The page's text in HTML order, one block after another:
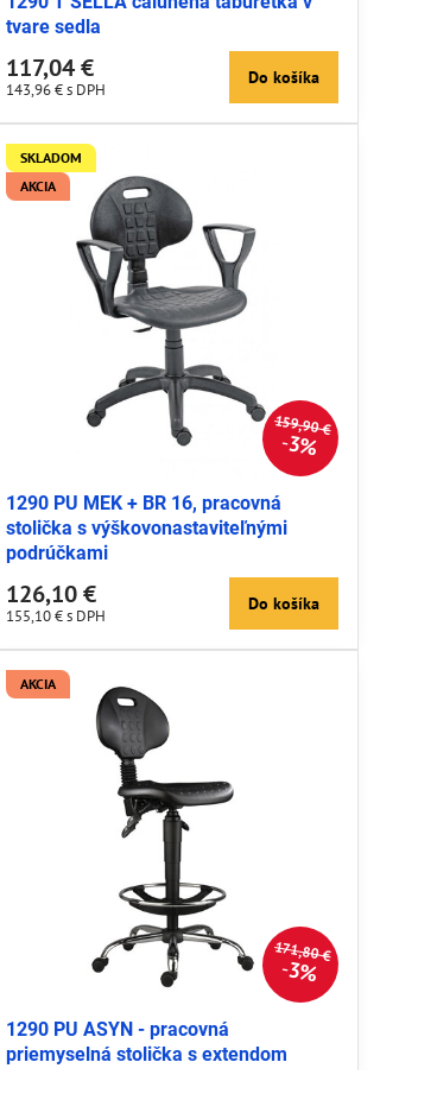
tvare sedla
117,04 €
143,96 €s DPH
Do košíka
159,90 €
3%
SKLADOM
AKCIA
1290 PU MEK + BR 16, pracovná
stolička s výškovonastaviteľnými
podrúčkami
126,10 €
155,10 €s DPH
Do košíka
171,80 €
3%
AKCIA
1290 PU ASYN - pracovná
priemyselná stolička s extendom